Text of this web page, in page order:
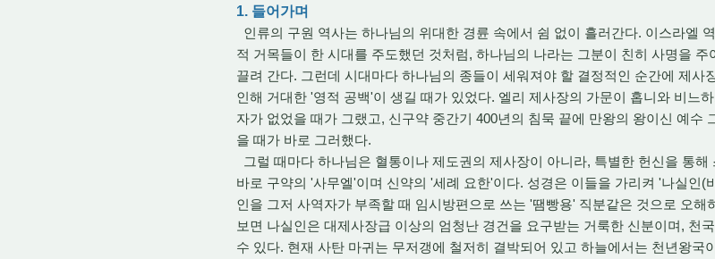
1. 들어가며
인류의 구원 역사는 하나님의 위대한 경륜 속에서 쉼 없이 흘러간다. 이스라엘
적 거목들이 한 시대를 주도했던 것처럼, 하나님의 나라는 그분이 친히 사명을
끌려 간다. 그런데 시대마다 하나님의 종들이 세워져야 할 결정적인 순간에 제사
인해 거대한 '영적 공백'이 생길 때가 있었다. 엘리 제사장의 가문이 홉니와 비느
자가 없었을 때가 그랬고, 신구약 중간기 400년의 침묵 끝에 만왕의 왕이신 예수
을 때가 바로 그러했다.
그럴 때마다 하나님은 혈통이나 제도권의 제사장이 아니라, 특별한 헌신을 통
바로 구약의 '사무엘'이며 신약의 '세례 요한'이다. 성경은 이들을 가리켜 '나실인(
인을 그저 사역자가 부족할 때 임시방편으로 쓰는 '땜빵용' 직분같은 것으로 오
보면 나실인은 대제사장급 이상의 엄청난 경건을 요구받는 거룩한 신분이며, 천
수 있다. 현재 사탄 마귀는 무저갱에 철저히 결박되어 있고 하늘에서는 천년왕국